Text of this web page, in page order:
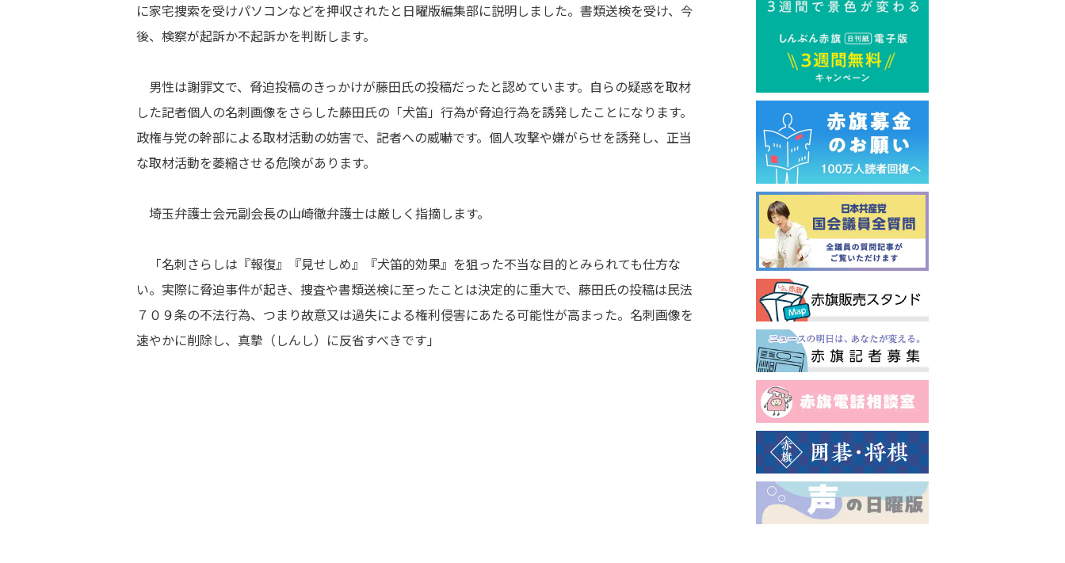
に家宅捜索を受けパソコンなどを押収されたと日曜版編集部に説明しました。書類送検を受け、今
後、検察が起訴か不起訴かを判断します。
男性は謝罪文で、脅迫投稿のきっかけが藤田氏の投稿だったと認めています。自らの疑惑を取材
した記者個人の名刺画像をさらした藤田氏の「犬笛」行為が脅迫行為を誘発したことになります。
政権与党の幹部による取材活動の妨害で、記者への威嚇です。個人攻撃や嫌がらせを誘発し、正当
な取材活動を萎縮させる危険があります。
埼玉弁護士会元副会長の山崎徹弁護士は厳しく指摘します。
「名刺さらしは『報復』『見せしめ』『犬笛的効果』を狙った不当な目的とみられても仕方な
い。実際に脅迫事件が起き、捜査や書類送検に至ったことは決定的に重大で、藤田氏の投稿は民法
７０９条の不法行為、つまり故意又は過失による権利侵害にあたる可能性が高まった。名刺画像を
速やかに削除し、真摯（しんし）に反省すべきです」